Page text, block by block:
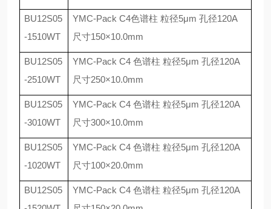
BU12S05
-1510WT
YMC-Pack C4色谱柱 粒径5μm 孔径120A
尺寸150×10.0mm
BU12S05
-2510WT
YMC-Pack C4 色谱柱 粒径5μm 孔径120A
尺寸250×10.0mm
BU12S05
-3010WT
YMC-Pack C4 色谱柱 粒径5μm 孔径120A
尺寸300×10.0mm
BU12S05
-1020WT
YMC-Pack C4 色谱柱 粒径5μm 孔径120A
尺寸100×20.0mm
BU12S05
YMC-Pack C4 色谱柱 粒径5μm 孔径120A